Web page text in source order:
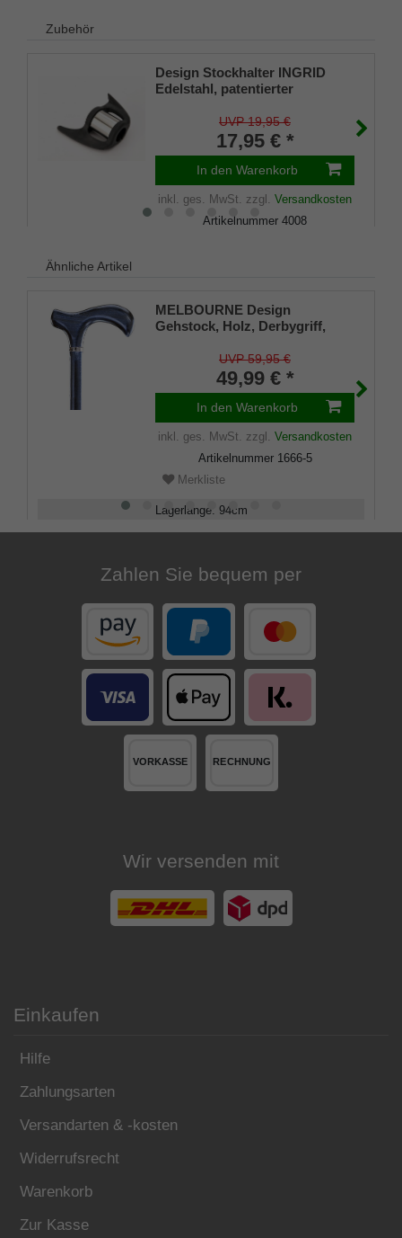
Zubehör
Design Stockhalter INGRID
Edelstahl, patentierter
(18 - 22mm), Weichgummi
UVP 19,95 €
17,95 € *
In den Warenkorb
inkl. ges. MwSt. zzgl. Versandkosten
Artikelnummer 4008
Ähnliche Artikel
MELBOURNE Design
Gehstock, Holz, Derbygriff,
lackiert, Platinband, elegant,
Damen und Herren, inkl.
Gummipuffer
UVP 59,95 €
49,99 € *
In den Warenkorb
inkl. ges. MwSt. zzgl. Versandkosten
Artikelnummer 1666-5
Merkliste
Lagerlänge: 94cm
Zahlen Sie bequem per
Wir versenden mit
Einkaufen
Hilfe
Zahlungsarten
Versandarten & -kosten
Widerrufsrecht
Warenkorb
Zur Kasse